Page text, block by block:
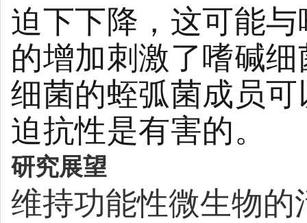
迫下下降，这可能
的增加刺激了嗜碱
细菌的蛭弧菌成员
迫抗性是有害的。
研究展望
维持功能性微生物